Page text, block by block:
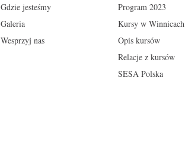
Gdzie jesteśmy
Galeria
Wesprzyj nas
Program 2023
Kursy w Winnicach
Opis kursów
Relacje z kursów
SESA Polska